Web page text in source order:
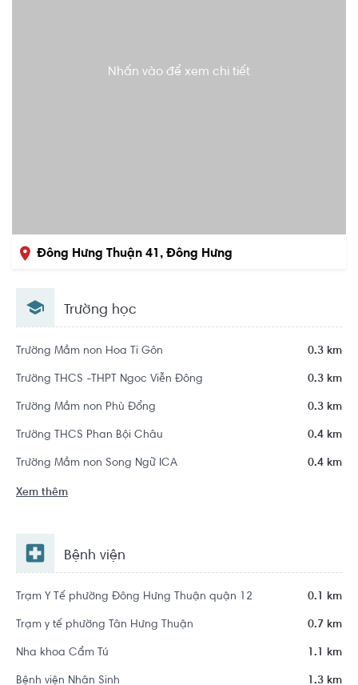
Nhấn vào để xem chi tiết
Đông Hưng Thuận 41, Đông Hưng
Trường học
Trường Mầm non Hoa Ti Gôn 0.3 km
Trường THCS -THPT Ngoc Viễn Đông 0.3 km
Trường Mầm non Phù Đổng 0.3 km
Trường THCS Phan Bội Châu 0.4 km
Trường Mầm non Song Ngữ ICA 0.4 km
Xem thêm
Bệnh viện
Trạm Y Tế phường Đông Hưng Thuận quận 12 0.1 km
Trạm y tế phường Tân Hưng Thuận 0.7 km
Nha khoa Cẩm Tú 1.1 km
Bệnh viện Nhân Sinh 1.3 km